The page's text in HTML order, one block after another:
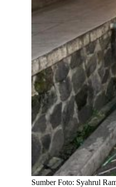
Sumber Foto: Syahrul